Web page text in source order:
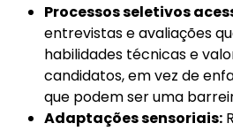
Processos seletivos
entrevistas e avaliações
habilidades técnicas e
candidatos, em vez de
que podem ser uma
Adaptações sensoriais: